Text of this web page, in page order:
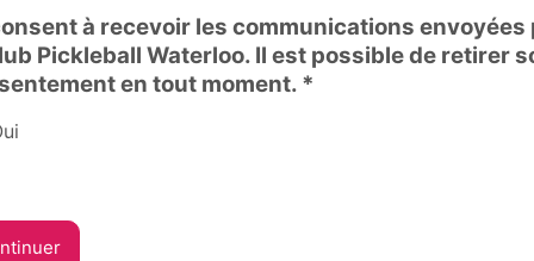
à recevoir les communications envoyées
Pickleball Waterloo. Il est possible de retirer
en tout moment. *
à recevoir les communications envoyées par le Club